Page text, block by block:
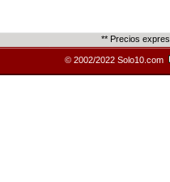
** Precios
© 2002/2022 Solo10.com